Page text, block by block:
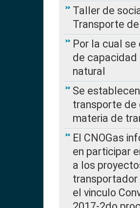
Taller de
Transporte
Por la cual
de capacidad
natural
Se
transporte de
materia de
El CNOGas
en participar
a los
transportador
el vinculo